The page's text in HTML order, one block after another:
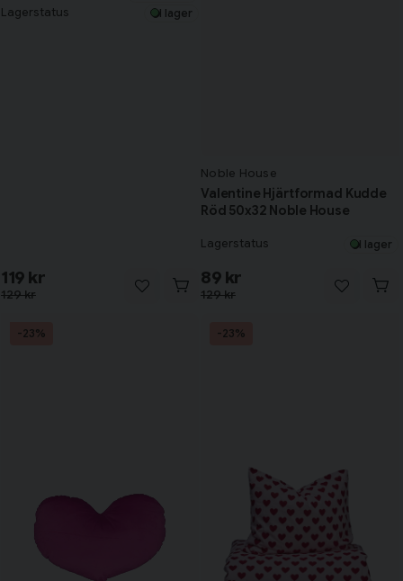
Lagerstatus I lager
129 kr
119 kr
Noble House
Valentine Hjärtformad Kudde
Röd 50x32 Noble House
Lagerstatus I lager
129 kr
89 kr
-23% -23%